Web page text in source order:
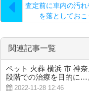
査定前に車内の汚
を落としておこ
関連記事一覧
ペット 火葬 横浜 市 神
段階での治療を目的に…
2022-11-28 12:46